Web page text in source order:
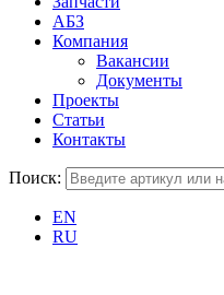
АБЗ
Компания
Вакансии
Документы
Проекты
Статьи
Контакты
Поиск:
EN
RU